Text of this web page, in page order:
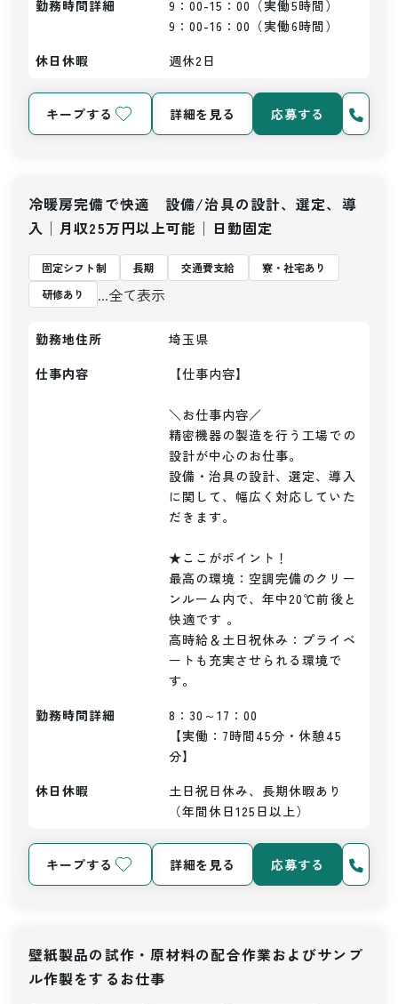
勤務時間詳細
9：00-15：00（実働5時間）
9：00-16：00（実働6時間）
休日休暇
週休2日
キープする 詳細を見る 応募する
冷暖房完備で快適 設備/治具の設計、選定、導
入│月収25万円以上可能│日勤固定
固定シフト制 長期 交通費支給
寮・社宅あり
研修あり
...全て表示
勤務地住所
埼玉県
仕事内容
【仕事内容】
＼お仕事内容／
精密機器の製造を行う工場での
設計が中心のお仕事。
設備・治具の設計、選定、導入
に関して、幅広く対応していた
だきます。
★ここがポイント！
最高の環境：空調完備のクリー
ンルーム内で、年中20℃前後と
快適です 。
高時給＆土日祝休み：プライベ
ートも充実させられる環境で
す。
勤務時間詳細
8：30～17：00
【実働：7時間45分・休憩45
分】
休日休暇
土日祝日休み、長期休暇あり
（年間休日125日以上）
キープする 詳細を見る 応募する
壁紙製品の試作・原材料の配合作業およびサンプ
ル作製をするお仕事